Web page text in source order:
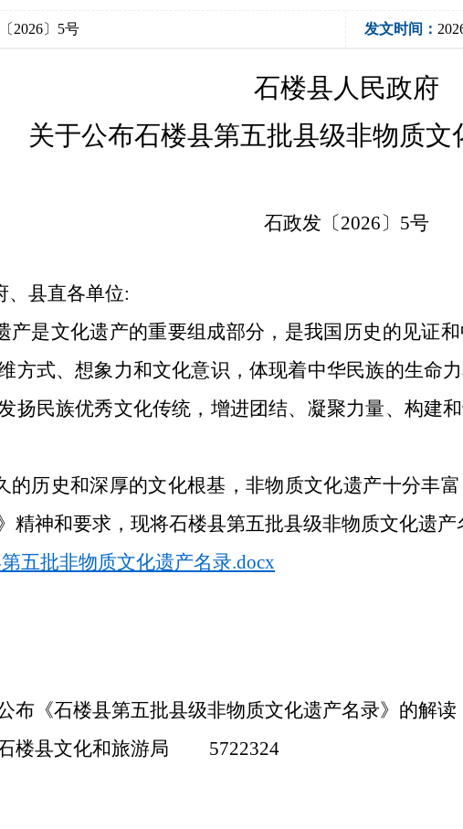
2026〕5号 发文时间：
石楼县人民政府
关于公布石楼县第五批县级非物质文
石政发〔2026〕5号
、县直各单位:
产是文化遗产的重要组成部分，是我国历史的见证
方式、想象力和文化意识，体现着中华民族的生命
扬民族优秀文化传统，增进团结、凝聚力量、构建
的历史和深厚的文化根基，非物质文化遗产十分丰
精神和要求，现将石楼县第五批县级非物质文化遗产
五批非物质文化遗产名录.docx
布《石楼县第五批县级非物质文化遗产名录》的解读
楼县文化和旅游局 5722324